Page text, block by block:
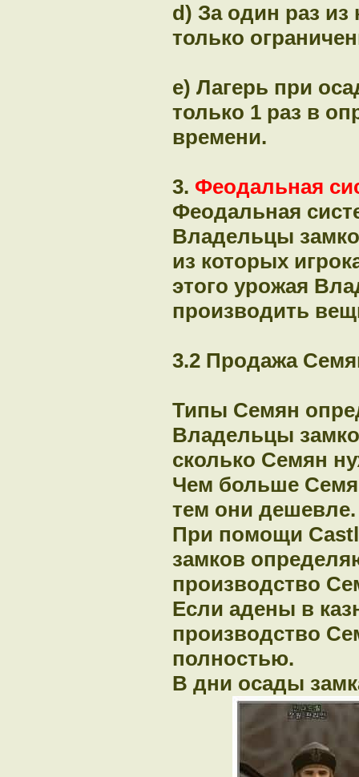
d) За один раз
только
e) Лагерь при
только 1 раз в
времени.
3. Феодальная
Феодальная
Владельцы
из которых
этого урожая
производить
3.2 Продажа
Типы Семян
Владельцы
сколько Семян
Чем больше
тем они дешевле.
При помощи
замков
производство
Если адены в
производство
полностью.
В дни осады